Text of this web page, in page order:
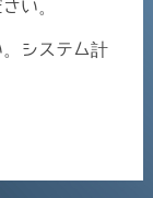
い。
システム計